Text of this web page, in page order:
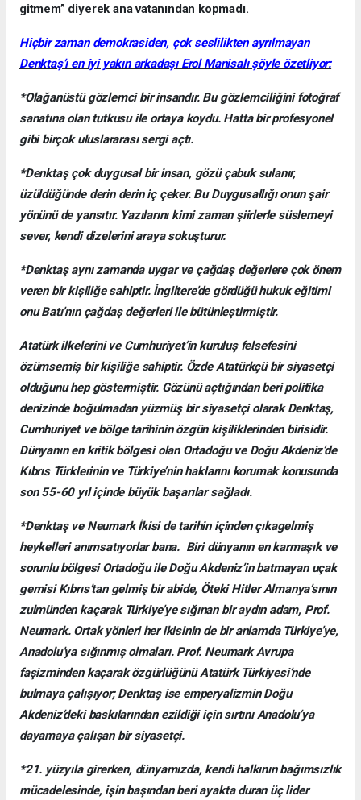
gitmem” diyerek ana vatanından kopmadı.
Hiçbir zaman demokrasiden, çok seslilikten ayrılmayan
Denktaş’ı en iyi yakın arkadaşı Erol Manisalı şöyle özetliyor:
*Olağanüstü gözlemci bir insandır. Bu gözlemciliğini fotoğraf
sanatına olan tutkusu ile ortaya koydu. Hatta bir profesyonel
gibi birçok uluslararası sergi açtı.
*Denktaş çok duygusal bir insan, gözü çabuk sulanır,
üzüldüğünde derin derin iç çeker. Bu Duygusallığı onun şair
yönünü de yansıtır. Yazılarını kimi zaman şiirlerle süslemeyi
sever, kendi dizelerini araya sokuşturur.
*Denktaş aynı zamanda uygar ve çağdaş değerlere çok önem
veren bir kişiliğe sahiptir. İngiltere’de gördüğü hukuk eğitimi
onu Batı’nın çağdaş değerleri ile bütünleştirmiştir.
Atatürk ilkelerini ve Cumhuriyet’in kuruluş felsefesini
özümsemiş bir kişiliğe sahiptir. Özde Atatürkçü bir siyasetçi
olduğunu hep göstermiştir. Gözünü açtığından beri politika
denizinde boğulmadan yüzmüş bir siyasetçi olarak Denktaş,
Cumhuriyet ve bölge tarihinin özgün kişiliklerinden birisidir.
Dünyanın en kritik bölgesi olan Ortadoğu ve Doğu Akdeniz’de
Kıbrıs Türklerinin ve Türkiye’nin haklarını korumak konusunda
son 55-60 yıl içinde büyük başarılar sağladı.
*Denktaş ve Neumark İkisi de tarihin içinden çıkagelmiş
heykelleri anımsatıyorlar bana. Biri dünyanın en karmaşık ve
sorunlu bölgesi Ortadoğu ile Doğu Akdeniz’in batmayan uçak
gemisi Kıbrıs’tan gelmiş bir abide, Öteki Hitler Almanya’sının
zulmünden kaçarak Türkiye’ye sığınan bir aydın adam, Prof.
Neumark. Ortak yönleri her ikisinin de bir anlamda Türkiye’ye,
Anadolu’ya sığınmış olmaları. Prof. Neumark Avrupa
faşizminden kaçarak özgürlüğünü Atatürk Türkiyesi’nde
bulmaya çalışıyor; Denktaş ise emperyalizmin Doğu
Akdeniz’deki baskılarından ezildiği için sırtını Anadolu’ya
dayamaya çalışan bir siyasetçi.
*21. yüzyıla girerken, dünyamızda, kendi halkının bağımsızlık
mücadelesinde, işin başından beri ayakta duran üç lider